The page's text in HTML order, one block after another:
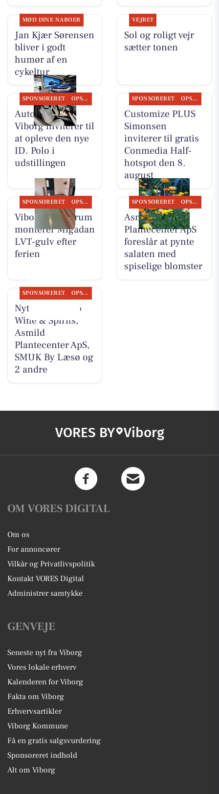
MØD DINE NABOER
Jan Kjær Sørensen
bliver i godt
humør af en
cykeltur
VEJRET
Sol og roligt vejr
sætter tonen
SPONSORERET OPSLAGSTAVLEN
Autocentralen
Viborg inviterer til
at opleve den nye
ID. Polo i
udstillingen
SPONSORERET OPSLAGSTAVLEN
Customize PLUS
Simonsen
inviterer til gratis
Conmedia Half-
hotspot den 8.
august
SPONSORERET OPSLAGSTAVLEN
Viborg Gulvforum
monterer Migadan
LVT-gulv efter
ferien
SPONSORERET OPSLAGSTAVLEN
Asmild
Plantecenter ApS
foreslår at pynte
salaten med
spiselige blomster
SPONSORERET OPSLAGSTAVLEN
Nyt fra Lahvino
Wine & Spirits,
Asmild
Plantecenter ApS,
SMUK By Læsø og
2 andre
VORES BY Viborg
OM VORES DIGITAL
Om os
For annoncører
Vilkår og Privatlivspolitik
Kontakt VORES Digital
Administrer samtykke
GENVEJE
Seneste nyt fra Viborg
Vores lokale erhverv
Kalenderen for Viborg
Fakta om Viborg
Erhvervsartikler
Viborg Kommune
Få en gratis salgsvurdering
Sponsoreret indhold
Alt om Viborg